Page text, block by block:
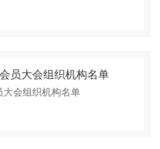
员大会组织机构名单
会组织机构名单